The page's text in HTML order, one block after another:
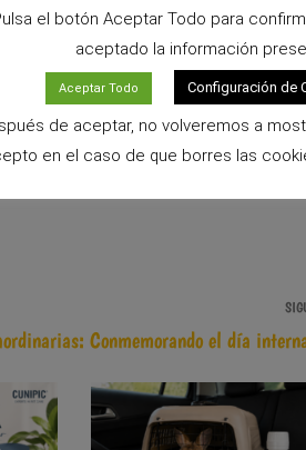
el botón Aceptar Todo para
aceptado la información
Aceptar Todo Configuración de
de aceptar, no volveremos a
en el caso de que borres las